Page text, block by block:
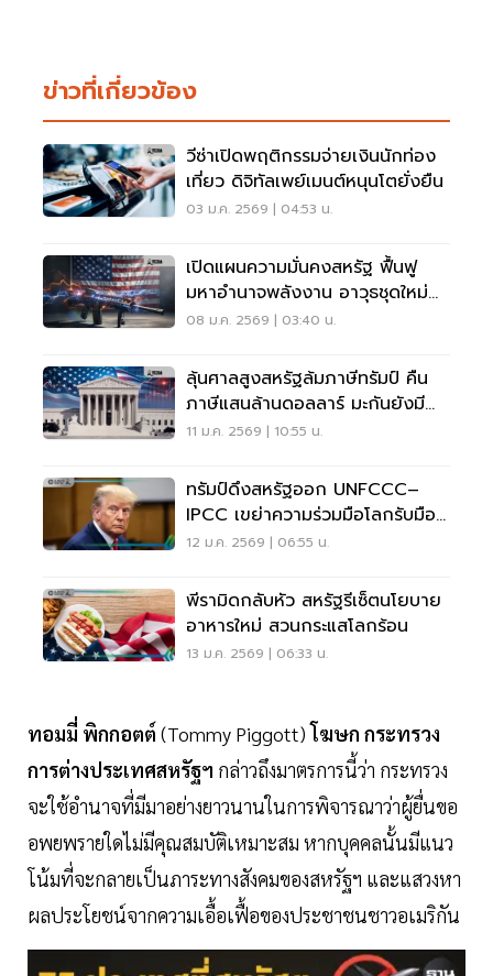
ข่าวที่เกี่ยวข้อง
วีซ่าเปิดพฤติกรรมจ่ายเงินนักท่อง
เที่ยว ดิจิทัลเพย์เมนต์หนุนโตยั่งยืน
03 ม.ค. 2569 | 04:53 น.
เปิดแผนความมั่นคงสหรัฐ ฟื้นฟู
มหาอำนาจพลังงาน อาวุธชุดใหม่
อเมริกา
08 ม.ค. 2569 | 03:40 น.
ลุ้นศาลสูงสหรัฐล้มภาษีทรัมป์ คืน
ภาษีแสนล้านดอลลาร์ มะกันยังมี
อาวุธเล่นงานไทยอีก
11 ม.ค. 2569 | 10:55 น.
ทรัมป์ดึงสหรัฐออก UNFCCC–
IPCC เขย่าความร่วมมือโลกรับมือ
วิกฤตภูมิอากาศ
12 ม.ค. 2569 | 06:55 น.
พีรามิดกลับหัว สหรัฐรีเซ็ตนโยบาย
อาหารใหม่ สวนกระแสโลกร้อน
13 ม.ค. 2569 | 06:33 น.
ทอมมี่ พิกกอตต์ (Tommy Piggott)โฆษก กระทรวง
การต่างประเทศสหรัฐฯ กล่าวถึงมาตรการนี้ว่า กระทรวง
จะใช้อำนาจที่มีมาอย่างยาวนานในการพิจารณาว่าผู้ยื่นขอ
อพยพรายใดไม่มีคุณสมบัติเหมาะสม หากบุคคลนั้นมีแนว
โน้มที่จะกลายเป็นภาระทางสังคมของสหรัฐฯ และแสวงหา
ผลประโยชน์จากความเอื้อเฟื้อของประชาชนชาวอเมริกัน